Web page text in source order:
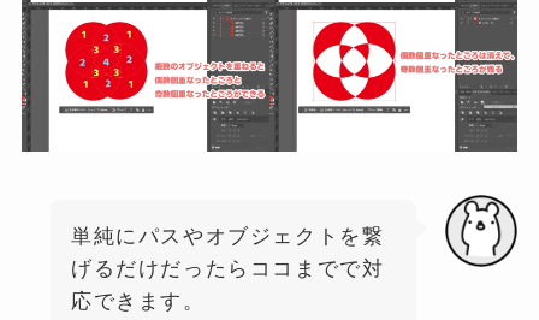
単純にパスやオブジェクトを繋
げるだけだったらココまでで対
応できます。